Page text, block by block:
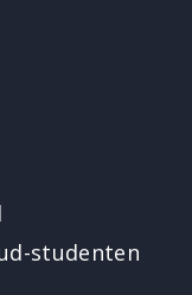
studenten